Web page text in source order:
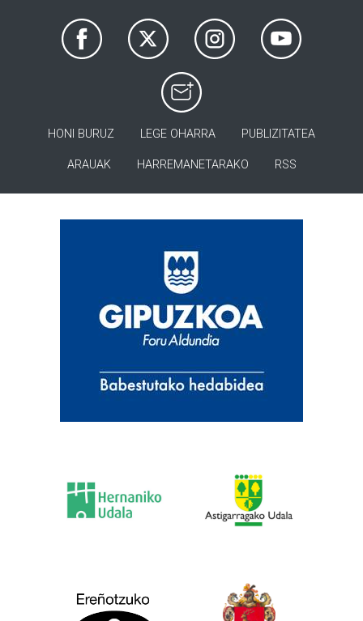
HONI BURUZ LEGE OHARRA PUBLIZITATEA
ARAUAK HARREMANETARAKO RSS